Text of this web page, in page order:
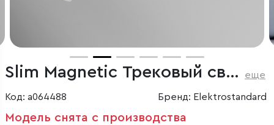
Slim Magnetic Трековый светильник 3W 4000K Cami белый 85522/01 еще
Код: a064488 Бренд: Elektrostandard
Модель снята с производства